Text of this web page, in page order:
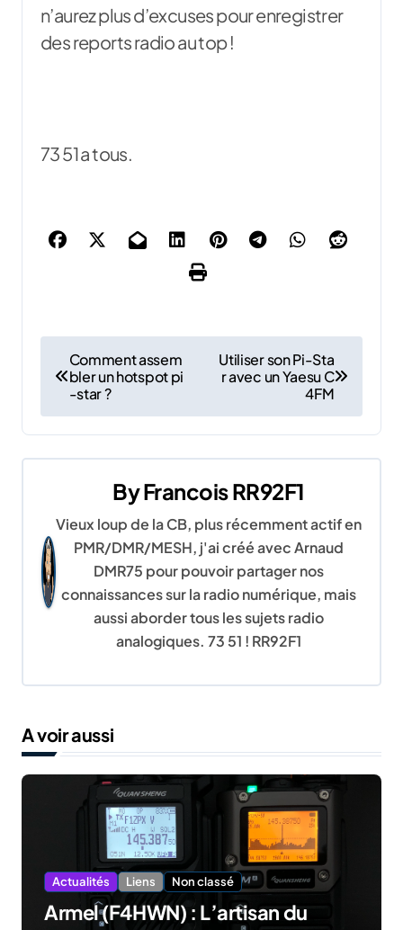
n’aurez plus d’excuses pour enregistrer
des reports radio au top !
73 51 a tous.
v
i
a
t
i
n
d
e
a
r
Comment assem
bler un hotspot pi
-star ?
Utiliser son Pi-Sta
r avec un Yaesu C
4FM
ByFrancois RR92F1
Vieux loup de la CB, plus récemment actif en
PMR/DMR/MESH, j'ai créé avec Arnaud
DMR75 pour pouvoir partager nos
connaissances sur la radio numérique, mais
aussi aborder tous les sujets radio
analogiques. 73 51 ! RR92F1
A voir aussi
Actualités Liens Non classé
Armel (F4HWN) : L’artisan du